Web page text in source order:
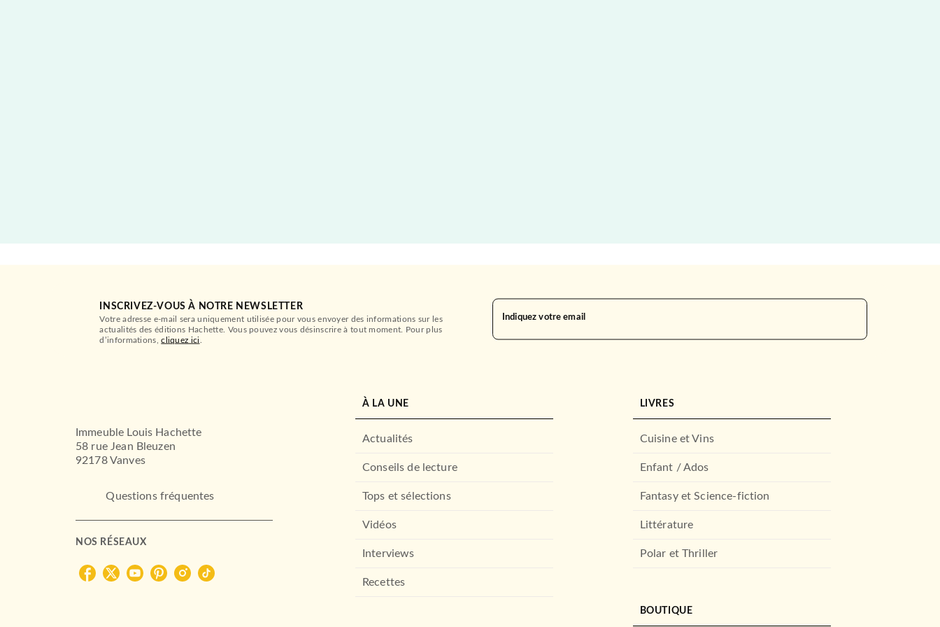
INSCRIVEZ-VOUS À NOTRE NEWSLETTER
Votre adresse e-mail sera uniquement utilisée pour vous envoyer des informations sur les
actualités des éditions Hachette. Vous pouvez vous désinscrire à tout moment. Pour plus
d’informations,cliquez ici
Indiquez votre email
Immeuble Louis Hachette
58 rue Jean Bleuzen
92178 Vanves
Questions fréquentes
NOS RÉSEAUX
À LA UNE
Actualités
Conseils de lecture
Tops et sélections
Vidéos
Interviews
Recettes
LIVRES
Cuisine et Vins
Enfant / Ados
Fantasy et Science-fiction
Littérature
Polar et Thriller
BOUTIQUE